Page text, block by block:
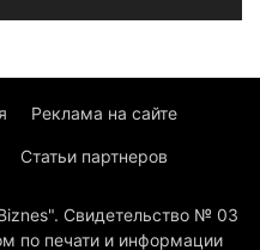
Реклама на сайте
Статьи партнеров
Свидетельство № 03
по печати и информации